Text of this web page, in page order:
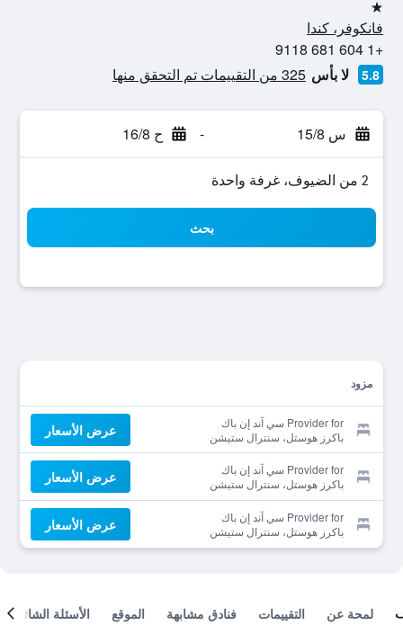
نجمة واحدة
فانكوفر، كندا
+1 604 681 9118
5.8 لا بأس 325 من التقييمات تم التحقق منها
س 15/8 - ح 16/8
2 من الضيوف، غرفة واحدة
بحث
مزود
Provider for سي آند إن باك
باكرز هوستل، سنترال ستيشن
عرض الأسعار
Provider for سي آند إن باك
باكرز هوستل، سنترال ستيشن
عرض الأسعار
Provider for سي آند إن باك
باكرز هوستل، سنترال ستيشن
عرض الأسعار
لمحة عن التقييمات فنادق مشابهة الموقع الأسئلة الشائعة